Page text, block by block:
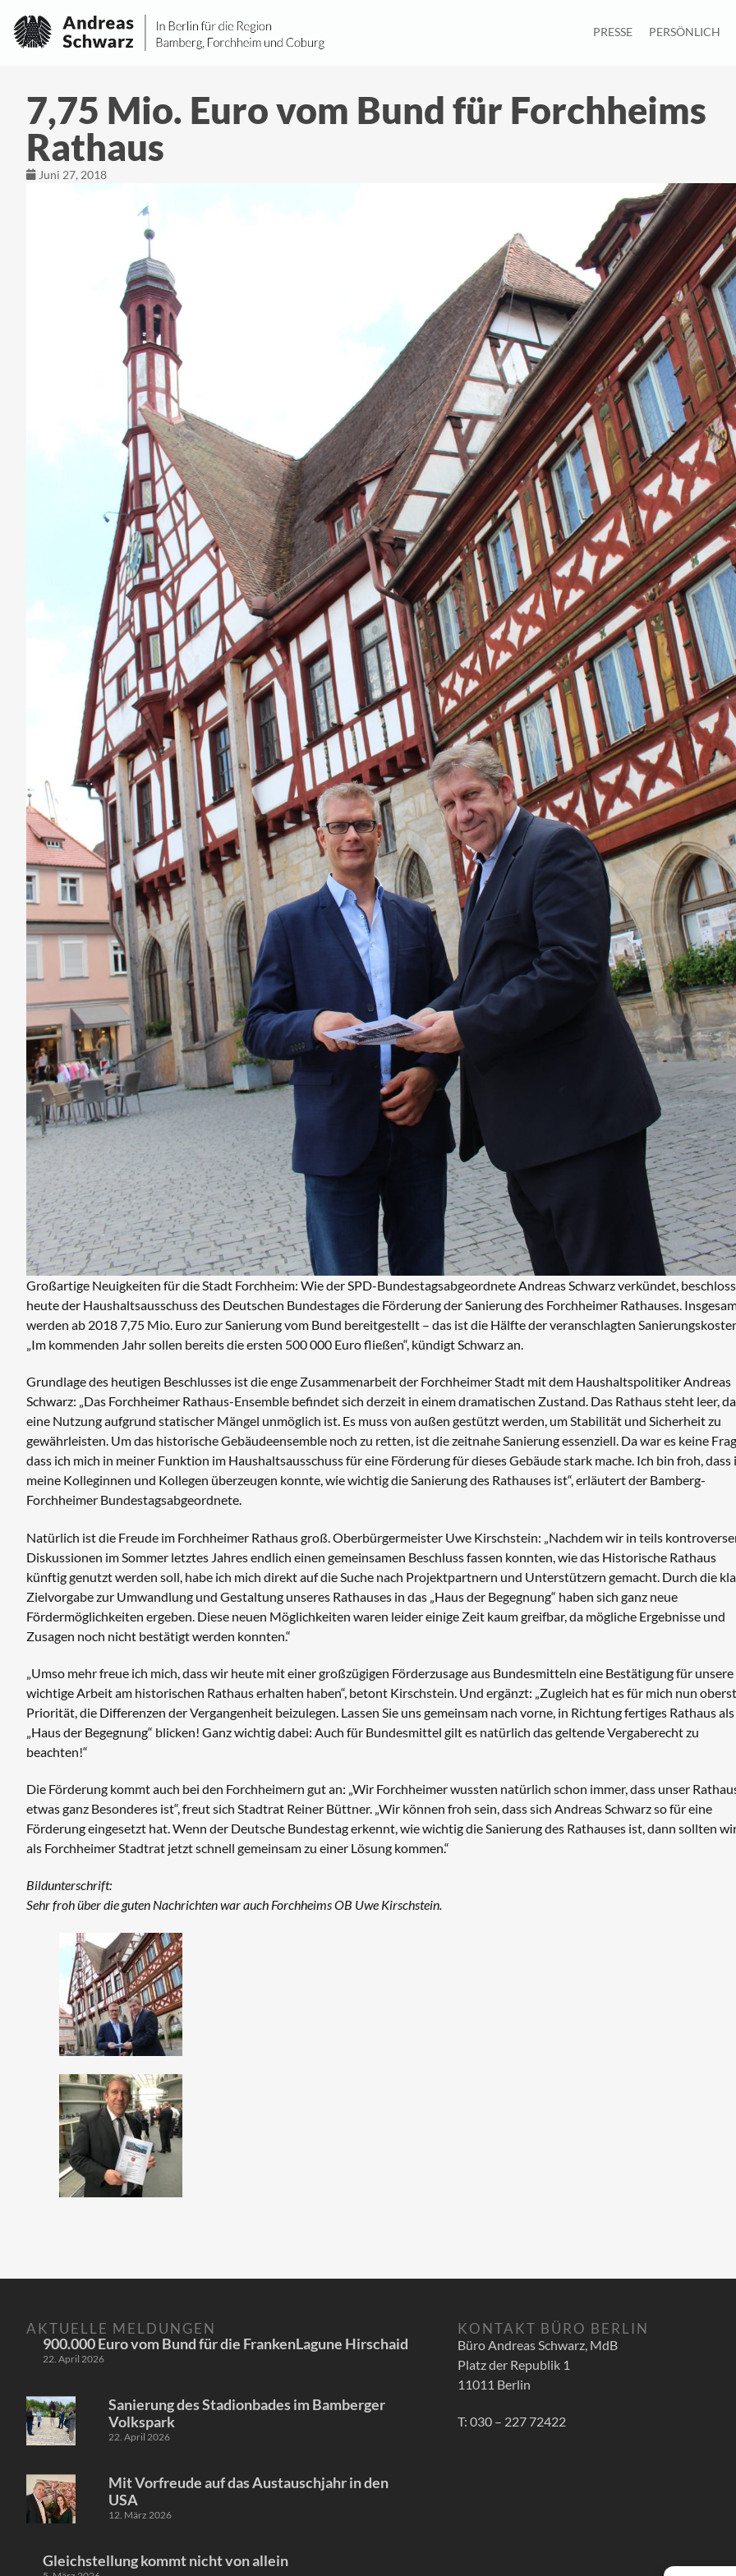
PRESSE PERSÖNLICH
7,75 Mio. Euro vom Bund für Forchheims
Rathaus
Juni 27, 2018
Großartige Neuigkeiten für die Stadt Forchheim: Wie der SPD-Bundestagsabgeordnete Andreas Schwarz verkündet, beschloss
heute der Haushaltsausschuss des Deutschen Bundestages die Förderung der Sanierung des Forchheimer Rathauses.
werden ab 2018 7,75 Mio. Euro zur Sanierung vom Bund bereitgestellt – das ist die Hälfte der veranschlagten
„Im kommenden Jahr sollen bereits die ersten 500 000 Euro fließen“, kündigt Schwarz an.
Grundlage des heutigen Beschlusses ist die enge Zusammenarbeit der Forchheimer Stadt mit dem Haushaltspolitiker Andreas
Schwarz: „Das Forchheimer Rathaus-Ensemble befindet sich derzeit in einem dramatischen Zustand. Das Rathaus steht leer, da
eine Nutzung aufgrund statischer Mängel unmöglich ist. Es muss von außen gestützt werden, um Stabilität und Sicherheit zu
gewährleisten. Um das historische Gebäudeensemble noch zu retten, ist die zeitnahe Sanierung essenziell. Da war es keine
dass ich mich in meiner Funktion im Haushaltsausschuss für eine Förderung für dieses Gebäude stark mache. Ich bin froh, dass
meine Kolleginnen und Kollegen überzeugen konnte, wie wichtig die Sanierung des Rathauses ist“, erläutert der Bamberg-
Forchheimer Bundestagsabgeordnete.
Natürlich ist die Freude im Forchheimer Rathaus groß. Oberbürgermeister Uwe Kirschstein: „Nachdem wir in teils
Diskussionen im Sommer letztes Jahres endlich einen gemeinsamen Beschluss fassen konnten, wie das Historische Rathaus
künftig genutzt werden soll, habe ich mich direkt auf die Suche nach Projektpartnern und Unterstützern gemacht. Durch die
Zielvorgabe zur Umwandlung und Gestaltung unseres Rathauses in das „Haus der Begegnung“ haben sich ganz neue
Fördermöglichkeiten ergeben. Diese neuen Möglichkeiten waren leider einige Zeit kaum greifbar, da mögliche Ergebnisse und
Zusagen noch nicht bestätigt werden konnten.“
„Umso mehr freue ich mich, dass wir heute mit einer großzügigen Förderzusage aus Bundesmitteln eine Bestätigung für unsere
wichtige Arbeit am historischen Rathaus erhalten haben“, betont Kirschstein. Und ergänzt: „Zugleich hat es für mich nun
Priorität, die Differenzen der Vergangenheit beizulegen. Lassen Sie uns gemeinsam nach vorne, in Richtung fertiges Rathaus als
„Haus der Begegnung“ blicken! Ganz wichtig dabei: Auch für Bundesmittel gilt es natürlich das geltende Vergaberecht zu
beachten!“
Die Förderung kommt auch bei den Forchheimern gut an: „Wir Forchheimer wussten natürlich schon immer, dass unser
etwas ganz Besonderes ist“, freut sich Stadtrat Reiner Büttner. „Wir können froh sein, dass sich Andreas Schwarz so für eine
Förderung eingesetzt hat. Wenn der Deutsche Bundestag erkennt, wie wichtig die Sanierung des Rathauses ist, dann sollten
als Forchheimer Stadtrat jetzt schnell gemeinsam zu einer Lösung kommen.“
Bildunterschrift:
Sehr froh über die guten Nachrichten war auch Forchheims OB Uwe Kirschstein.
AKTUELLE MELDUNGEN
900.000 Euro vom Bund für die FrankenLagune Hirschaid
22. April 2026
Sanierung des Stadionbades im Bamberger
Volkspark
22. April 2026
Mit Vorfreude auf das Austauschjahr in den
USA
12. März 2026
Gleichstellung kommt nicht von allein
KONTAKT BÜRO BERLIN
Büro Andreas Schwarz, MdB
Platz der Republik 1
11011 Berlin
T: 030 – 227 72422